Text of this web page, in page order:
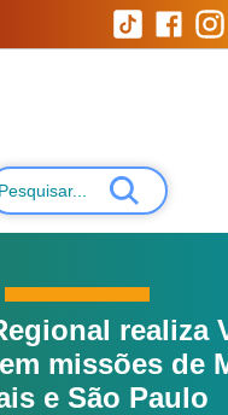
realiza
missões de
e São Paulo